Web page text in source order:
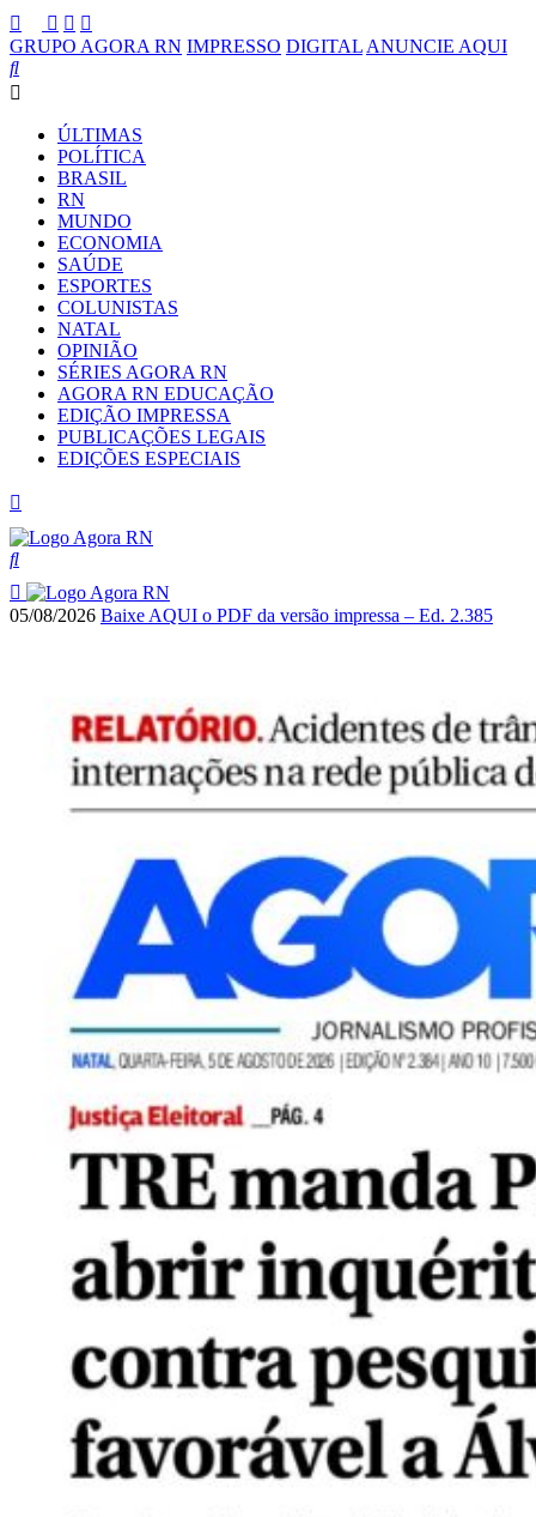
GRUPO AGORA RN IMPRESSO DIGITAL ANUNCIE AQUI
ÚLTIMAS
POLÍTICA
BRASIL
RN
MUNDO
ECONOMIA
SAÚDE
ESPORTES
COLUNISTAS
NATAL
OPINIÃO
SÉRIES AGORA RN
AGORA RN EDUCAÇÃO
EDIÇÃO IMPRESSA
PUBLICAÇÕES LEGAIS
EDIÇÕES ESPECIAIS
05/08/2026 Baixe AQUI o PDF da versão impressa – Ed. 2.385